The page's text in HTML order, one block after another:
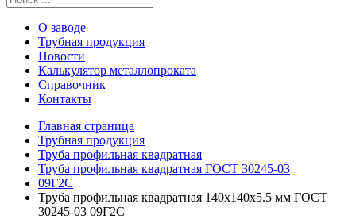
О заводе
Трубная продукция
Новости
Калькулятор металлопроката
Справочник
Контакты
Главная страница
Трубная продукция
Труба профильная квадратная
Труба профильная квадратная ГОСТ 30245-03
09Г2С
Труба профильная квадратная 140x140x5.5 мм ГОСТ
30245-03 09Г2С